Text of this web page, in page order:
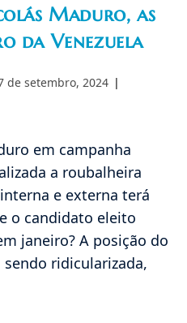
Maduro, as
da Venezuela
de setembro, 2024
em campanha
a roubalheira
e externa terá
o candidato eleito
janeiro? A posição do
ridicularizada,